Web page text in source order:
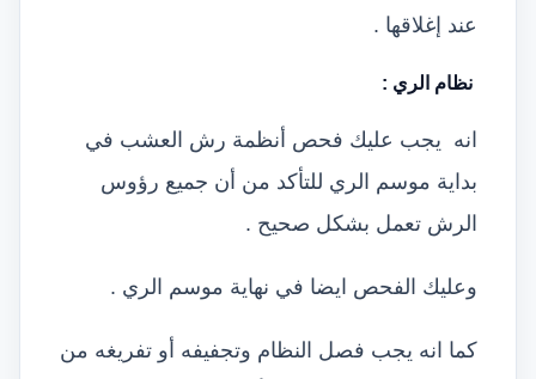
عند إغلاقها .
نظام الري :
انه يجب عليك فحص أنظمة رش العشب في
بداية موسم الري للتأكد من أن جميع رؤوس
الرش تعمل بشكل صحيح .
وعليك الفحص ايضا في نهاية موسم الري .
كما انه يجب فصل النظام وتجفيفه أو تفريغه من